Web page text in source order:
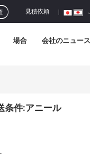
見積依頼
場合 会社のニュース
条件:アニール